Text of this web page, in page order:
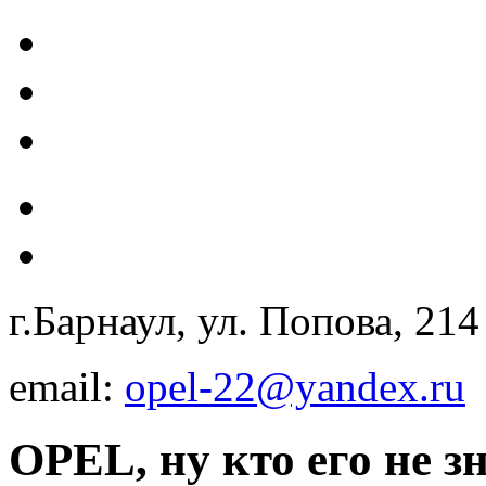
г.Барнаул, ул. Попова,
email: opel-22@yandex.ru
OPEL, ну кто его не